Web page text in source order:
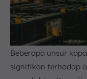
Beberapa unsur
signifikan terhadap